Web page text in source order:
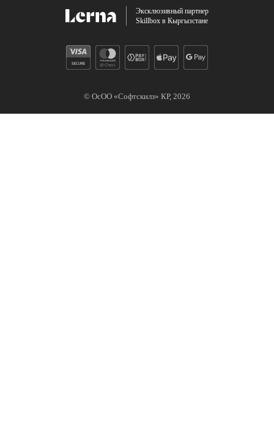
Эксклюзивный партнер
Skillbox в Кыргызстане
© ОсОО «Софтскилз» КР, 2026